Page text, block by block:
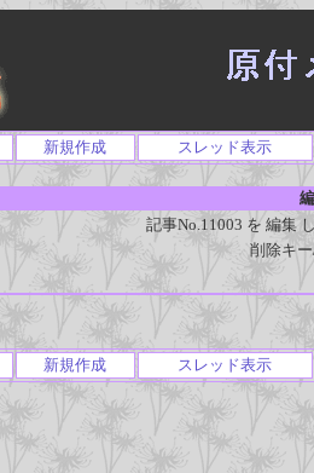
新規作成 スレッド表示
記事No.11003 を 編集
削除キ
新規作成 スレッド表示